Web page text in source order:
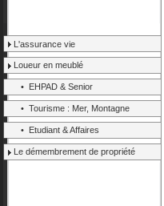
L'assurance vie
Loueur en meublé
• EHPAD & Senior
• Tourisme : Mer, Montagne
• Etudiant & Affaires
Le démembrement de propriété